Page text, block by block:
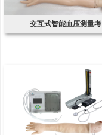
交互式智能血压测量考